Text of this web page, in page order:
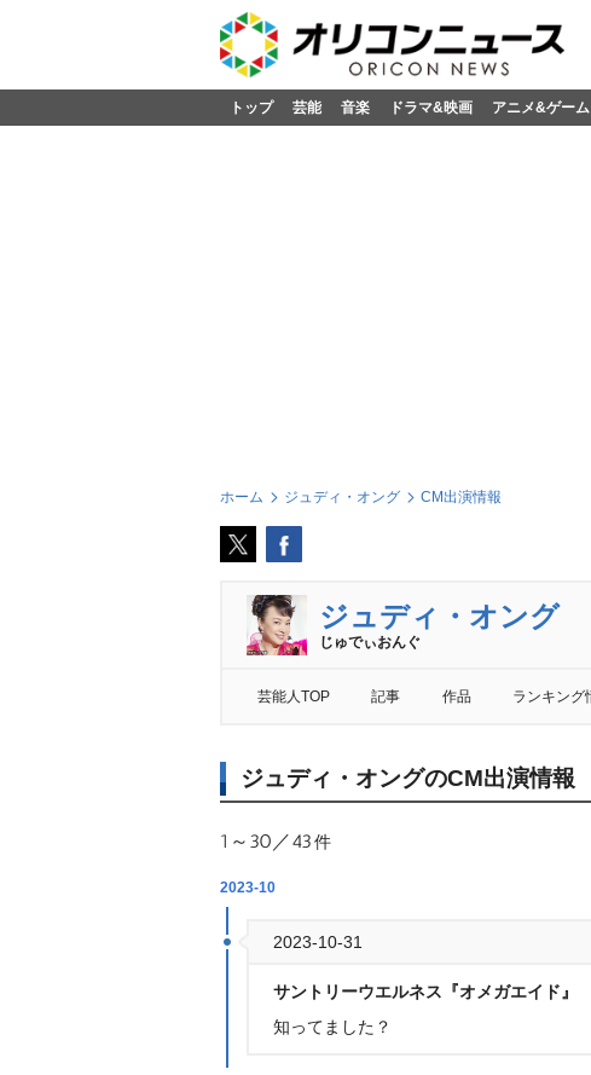
トップ 芸能 音楽 ドラマ&映画 アニメ&ゲーム
ホーム ジュディ・オング CM出演情報
ジュディ・オング
じゅでぃおんぐ
芸能人TOP 記事 作品 ランキング
ジュディ・オングのCM出演情報
1～30／43件
2023-10
2023-10-31
サントリーウエルネス『オメガエイド』
知ってました？